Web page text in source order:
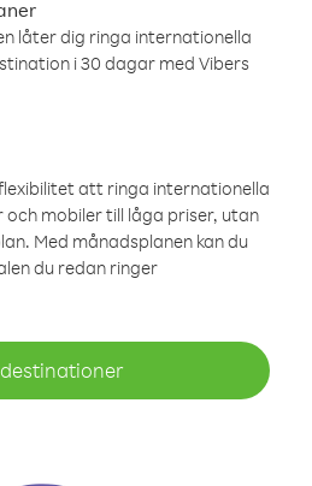
låter dig ringa internationella
i 30 dagar med Vibers
att ringa internationella
mobiler till låga priser, utan
Med månadsplanen kan du
du redan ringer